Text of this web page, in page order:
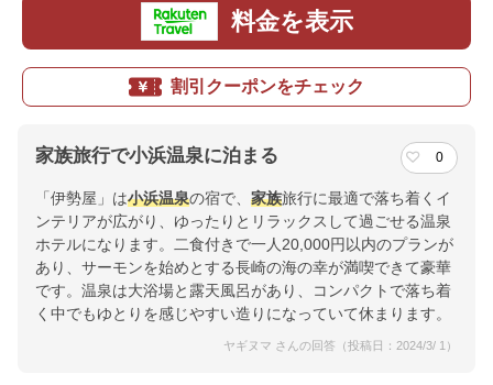
料金を表示
割引クーポンをチェック
家族旅行で小浜温泉に泊まる 0
「伊勢屋」は小浜温泉の宿で、 家族旅行に最適で落ち着くイ
ンテリアが広がり、ゆったりとリラックスして過ごせる温泉
ホテルになります。二食付きで一人20,000円以内のプランが
あり、サーモンを始めとする長崎の海の幸が満喫できて豪華
です。温泉は大浴場と露天風呂があり、コンパクトで落ち着
く中でもゆとりを感じやすい造りになっていて休まります。
ヤギヌマ さんの回答（投稿日：2024/3/ 1）